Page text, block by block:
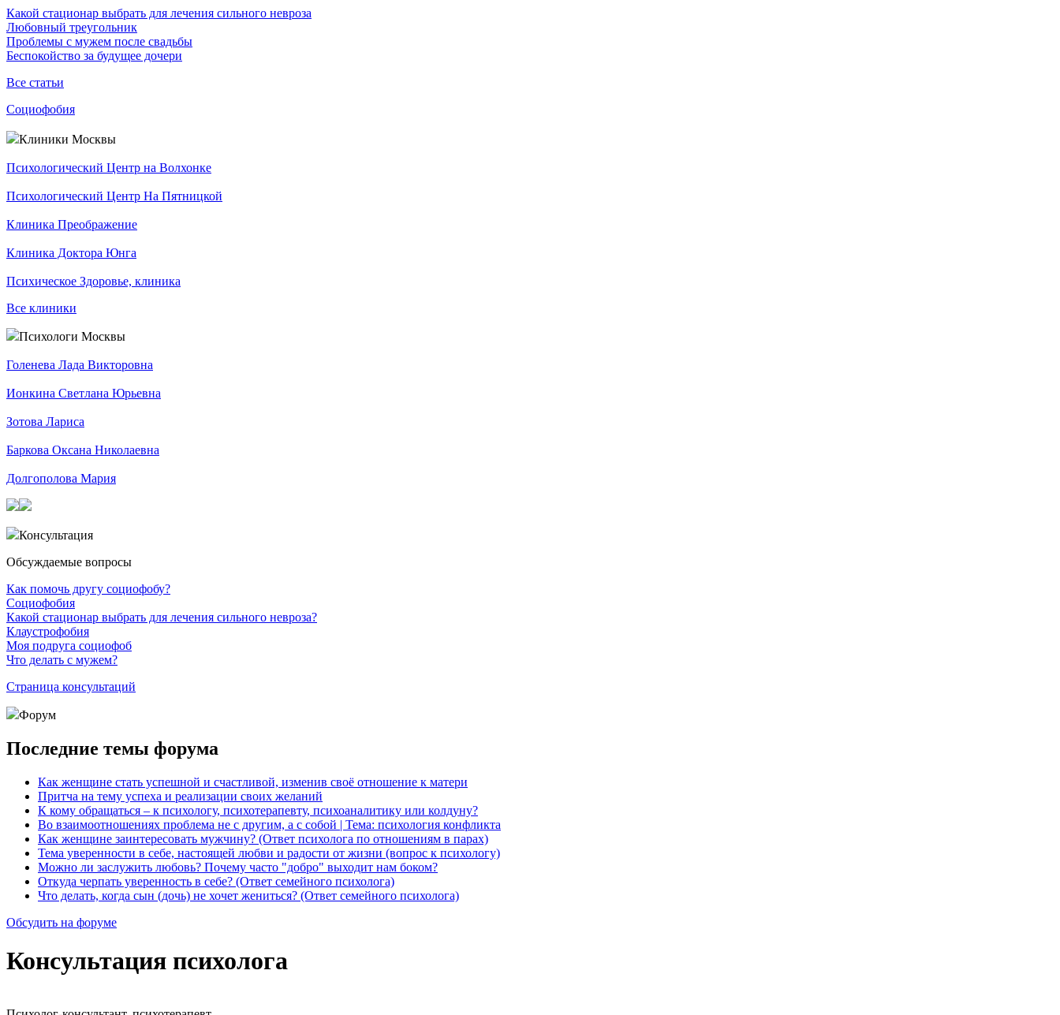
Какой стационар выбрать для лечения сильного невроза
Любовный треугольник
Проблемы с мужем после свадьбы
Беспокойство за будущее дочери
Все статьи
Социофобия
Клиники Москвы
Психологический Центр на Волхонке
Психологический Центр На Пятницкой
Клиника Преображение
Клиника Доктора Юнга
Психическое Здоровье, клиника
Все клиники
Психологи Москвы
Голенева Лада Викторовна
Ионкина Светлана Юрьевна
Зотова Лариса
Баркова Оксана Николаевна
Долгополова Мария
Консультация
Обсуждаемые вопросы
Как помочь другу социофобу?
Социофобия
Какой стационар выбрать для лечения сильного невроза?
Клаустрофобия
Моя подруга социофоб
Что делать с мужем?
Страница консультаций
Форум
Последние темы форума
Как женщине стать успешной и счастливой, изменив своё отношение к матери
Притча на тему успеха и реализации своих желаний
К кому обращаться – к психологу, психотерапевту, психоаналитику или колдуну?
Во взаимоотношениях проблема не с другим, а с собой | Тема: психология конфликта
Как женщине заинтересовать мужчину? (Ответ психолога по отношениям в парах)
Тема уверенности в себе, настоящей любви и радости от жизни (вопрос к психологу)
Можно ли заслужить любовь? Почему часто "добро" выходит нам боком?
Откуда черпать уверенность в себе? (Ответ семейного психолога)
Что делать, когда сын (дочь) не хочет жениться? (Ответ семейного психолога)
Обсудить на форуме
Консультация психолога